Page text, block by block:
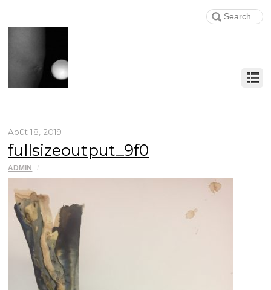
Août 18, 2019
fullsizeoutput_9f0
ADMIN /